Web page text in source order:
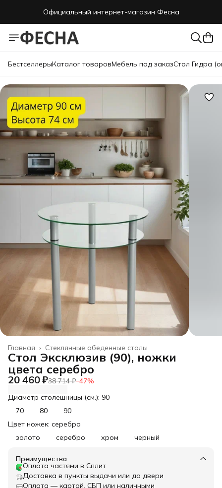
Официальный интернет-магазин Фесна
БестселлерыКаталог товаровМебель под заказСтол Гидра
Стеклянные обеденные столы
Главная ›
Стол Эксклюзив (90), ножки
цвета серебро
20 460 ₽38 714 ₽−47%
Диаметр столешницы (см.): 90
70
80
90
Цвет ножек: серебро
золото
серебро хром черный
Преимущества
Оплата частями в Сплит
Доставка в пункты выдачи или до двери
Оплата — картой, СБП или наличными